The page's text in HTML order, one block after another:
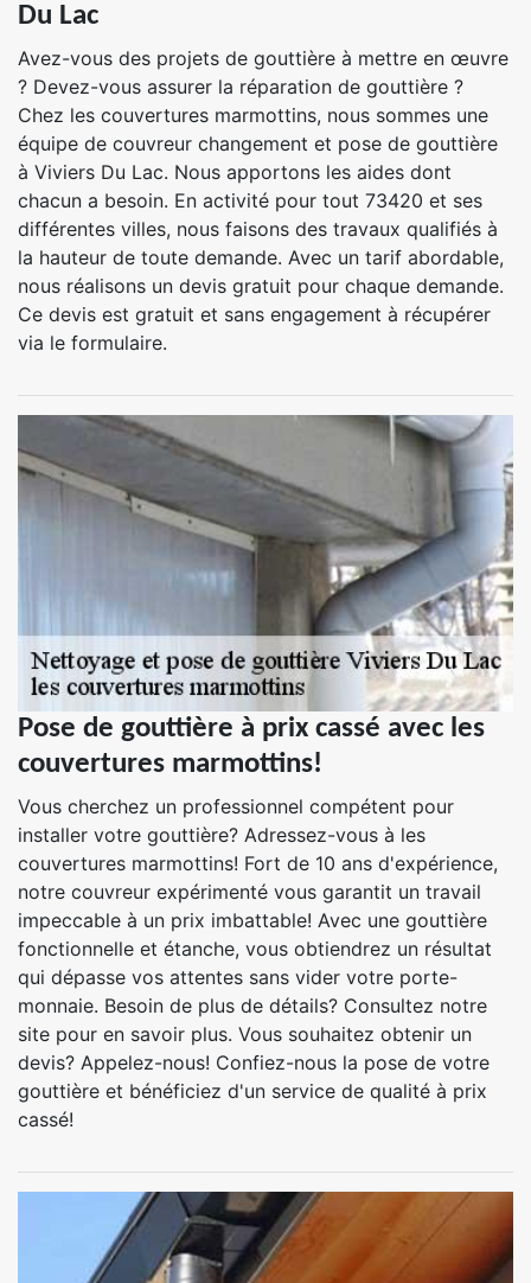
Du Lac
Avez-vous des projets de gouttière à mettre en œuvre
? Devez-vous assurer la réparation de gouttière ?
Chez les couvertures marmottins, nous sommes une
équipe de couvreur changement et pose de gouttière
à Viviers Du Lac. Nous apportons les aides dont
chacun a besoin. En activité pour tout 73420 et ses
différentes villes, nous faisons des travaux qualifiés à
la hauteur de toute demande. Avec un tarif abordable,
nous réalisons un devis gratuit pour chaque demande.
Ce devis est gratuit et sans engagement à récupérer
via le formulaire.
Pose de gouttière à prix cassé avec les
couvertures marmottins!
Vous cherchez un professionnel compétent pour
installer votre gouttière? Adressez-vous à les
couvertures marmottins! Fort de 10 ans d'expérience,
notre couvreur expérimenté vous garantit un travail
impeccable à un prix imbattable! Avec une gouttière
fonctionnelle et étanche, vous obtiendrez un résultat
qui dépasse vos attentes sans vider votre porte-
monnaie. Besoin de plus de détails? Consultez notre
site pour en savoir plus. Vous souhaitez obtenir un
devis? Appelez-nous! Confiez-nous la pose de votre
gouttière et bénéficiez d'un service de qualité à prix
cassé!